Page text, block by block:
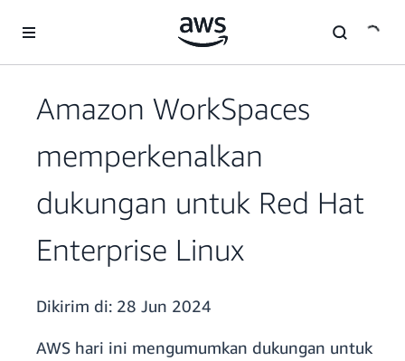
Amazon WorkSpaces
memperkenalkan
dukungan untuk Red Hat
Enterprise Linux
Dikirim di: 28 Jun 2024
AWS hari ini mengumumkan dukungan untuk